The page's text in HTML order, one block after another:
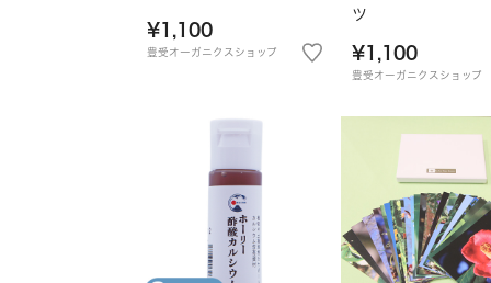
¥1,100
豊受オーガニクスショップ
ツ
¥1,100
豊受オーガニクスショップ